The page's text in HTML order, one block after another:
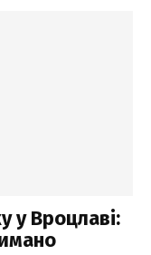
у Вроцлаві: